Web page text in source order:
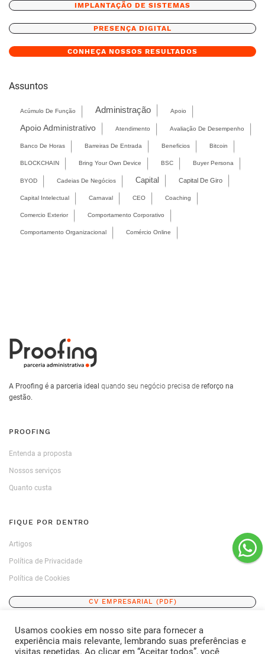
IMPLANTAÇÃO DE SISTEMAS
PRESENÇA DIGITAL
CONHEÇA NOSSOS RESULTADOS
Assuntos
Acúmulo De Função Administração Apoio
Apoio Administrativo Atendimento Avaliação De Desempenho
Banco De Horas Barreiras De Entrada Beneficios Bitcoin
BLOCKCHAIN Bring Your Own Device BSC Buyer Persona
BYOD Cadeias De Negócios Capital Capital De Giro
Capital Intelectual Carnaval CEO Coaching
Comercio Exterior Comportamento Corporativo
Comportamento Organizacional Comércio Online
A Proofing é a parceria ideal quando seu negócio precisa de reforço na
gestão.
PROOFING
Entenda a proposta
Nossos serviços
Quanto custa
FIQUE POR DENTRO
Artigos
Política de Privacidade
Política de Cookies
CV EMPRESARIAL (PDF)
ENTRE EM CONTATO
Usamos cookies em nosso site para fornecer a
experiência mais relevante, lembrando suas preferências e
visitas repetidas. Ao clicar em “Aceitar todos”, você